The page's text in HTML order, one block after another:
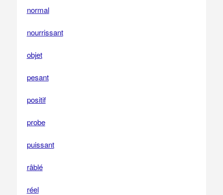
normal
nourrissant
objet
pesant
positif
probe
puissant
râblé
réel